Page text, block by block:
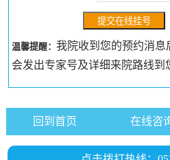
温馨提醒：我院收到您的预约消
会发出专家号及详细来院路线到
回到首页 在线咨